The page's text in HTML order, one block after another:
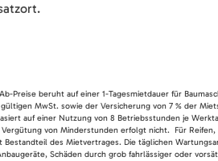
Preise beruht auf einer 1-Tagesmietdauer für
MwSt. sowie der Versicherung von 7 % der
auf einer Nutzung von 8 Betriebsstunden je
Vergütung von Minderstunden erfolgt nicht. Für
Bestandteil des Mietvertrages. Die täglichen
Schäden durch grob fahrlässiger oder